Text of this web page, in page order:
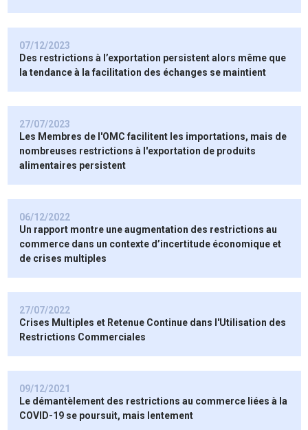
07/12/2023
Des restrictions à l’exportation persistent alors même que
la tendance à la facilitation des échanges se maintient
27/07/2023
Les Membres de l'OMC facilitent les importations, mais de
nombreuses restrictions à l'exportation de produits
alimentaires persistent
06/12/2022
Un rapport montre une augmentation des restrictions au
commerce dans un contexte d’incertitude économique et
de crises multiples
27/07/2022
Crises Multiples et Retenue Continue dans l'Utilisation des
Restrictions Commerciales
09/12/2021
Le démantèlement des restrictions au commerce liées à la
COVID-19 se poursuit, mais lentement